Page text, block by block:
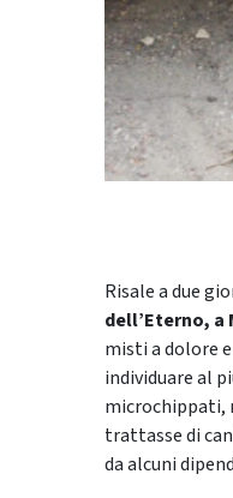
Risale a due
dell’Eterno,
misti a dolore
individuare al
microchippati,
trattasse di
da alcuni